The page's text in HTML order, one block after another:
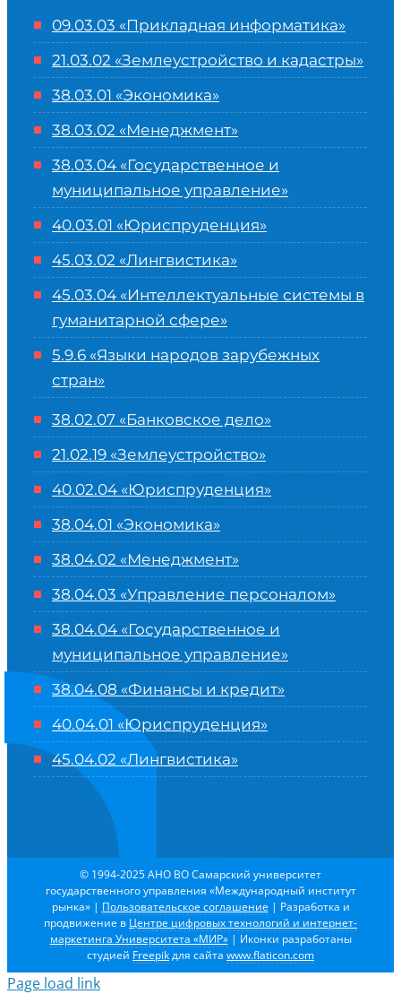
09.03.03 «Прикладная информатика»
21.03.02 «Землеустройство и кадастры»
38.03.01 «Экономика»
38.03.02 «Менеджмент»
38.03.04 «Государственное и
муниципальное управление»
40.03.01 «Юриспруденция»
45.03.02 «Лингвистика»
45.03.04 «Интеллектуальные системы в
гуманитарной сфере»
5.9.6 «Языки народов зарубежных
стран»
38.02.07 «Банковское дело»
21.02.19 «Землеустройство»
40.02.04 «Юриспруденция»
38.04.01 «Экономика»
38.04.02 «Менеджмент»
38.04.03 «Управление персоналом»
38.04.04 «Государственное и
муниципальное управление»
38.04.08 «Финансы и кредит»
40.04.01 «Юриспруденция»
45.04.02 «Лингвистика»
© 1994-2025 АНО ВО Самарский университет
государственного управления «Международный институт
рынка» | Пользовательское соглашение | Разработка и
продвижение в Центре цифровых технологий и интернет-
маркетинга Университета «МИР»| Иконки разработаны
студией Freepikдля сайта www.flaticon.com
Page load link